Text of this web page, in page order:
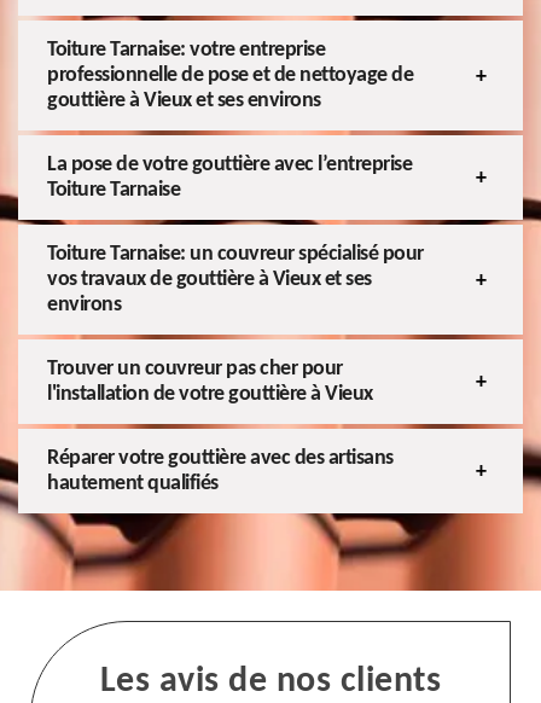
Toiture Tarnaise: votre entreprise
professionnelle de pose et de nettoyage de
gouttière à Vieux et ses environs
La pose de votre gouttière avec l’entreprise
Toiture Tarnaise
Toiture Tarnaise: un couvreur spécialisé pour
vos travaux de gouttière à Vieux et ses
environs
Trouver un couvreur pas cher pour
l'installation de votre gouttière à Vieux
Réparer votre gouttière avec des artisans
hautement qualifiés
Les avis de nos clients